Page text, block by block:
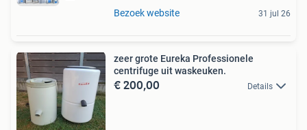
Bezoek website 31 jul 26
zeer grote Eureka Professionele
centrifuge uit waskeuken.
€ 200,00 Details